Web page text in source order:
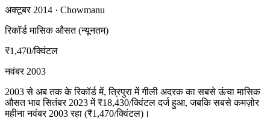
अक्टूबर 2014 · Chowmanu
रिकॉर्ड मासिक औसत (न्यूनतम)
₹1,470/क्विंटल
नवंबर 2003
2003 से अब तक के रिकॉर्ड में, त्रिपुरा में गीली अदरक का सबसे ऊंचा मासिक
औसत भाव सितंबर 2023 में ₹18,430/क्विंटल दर्ज हुआ, जबकि सबसे कमज़ोर
महीना नवंबर 2003 रहा (₹1,470/क्विंटल)।